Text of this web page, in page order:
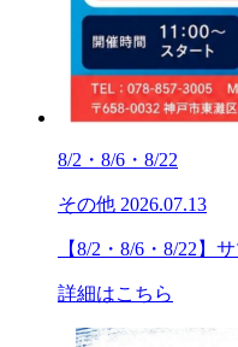
8/2・8/6・8/22
その他 2026.07.13
【8/2・8/6・8/22】
詳細はこちら